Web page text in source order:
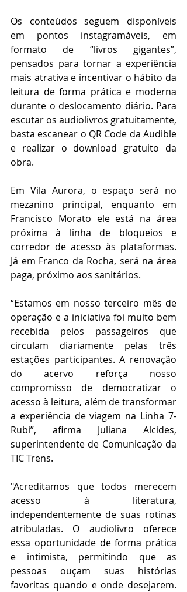
Os conteúdos seguem disponíveis
em pontos instagramáveis, em
formato de “livros gigantes”,
pensados para tornar a experiência
mais atrativa e incentivar o hábito da
leitura de forma prática e moderna
durante o deslocamento diário. Para
escutar os audiolivros gratuitamente,
basta escanear o QR Code da Audible
e realizar o download gratuito da
obra.
Em Vila Aurora, o espaço será no
mezanino principal, enquanto em
Francisco Morato ele está na área
próxima à linha de bloqueios e
corredor de acesso às plataformas.
Já em Franco da Rocha, será na área
paga, próximo aos sanitários.
“Estamos em nosso terceiro mês de
operação e a iniciativa foi muito bem
recebida pelos passageiros que
circulam diariamente pelas três
estações participantes. A renovação
do acervo reforça nosso
compromisso de democratizar o
acesso à leitura, além de transformar
a experiência de viagem na Linha 7-
Rubi”, afirma Juliana Alcides,
superintendente de Comunicação da
TIC Trens.
"Acreditamos que todos merecem
acesso à literatura,
independentemente de suas rotinas
atribuladas. O audiolivro oferece
essa oportunidade de forma prática
e intimista, permitindo que as
pessoas ouçam suas histórias
favoritas quando e onde desejarem.